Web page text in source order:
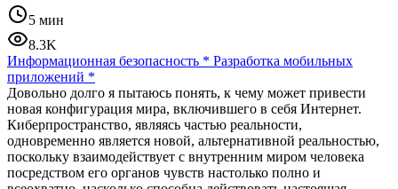
5 мин
8.3K
Информационная безопасность * Разработка мобильных
приложений *
Довольно долго я пытаюсь понять, к чему может привести
новая конфигурация мира, включившего в себя Интернет.
Киберпространство, являясь частью реальности,
одновременно является новой, альтернативной реальностью,
поскольку взаимодействует с внутренним миром человека
посредством его органов чувств настолько полно и